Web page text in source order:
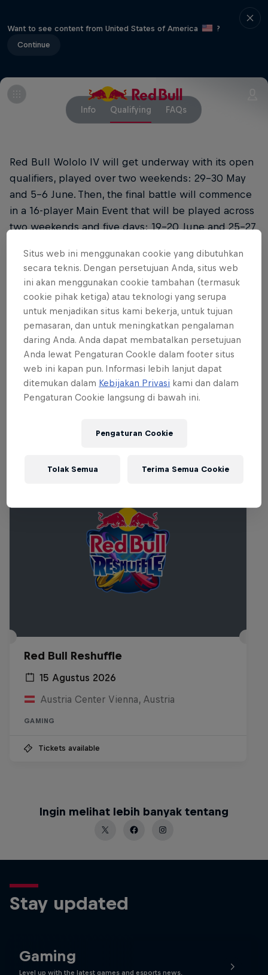
Want to see content from United States of America
?
Continue
Info Qualifying FAQs
Red Bull Wololo IV will get underway with its open
qualifiers, played over two weekends: 29-30 May
and 5-6 June. Then, the final battle will commence
in a 16-player Main Event that will be played across
two weekends and five days: 19-20 June and 25-27
Partner
Acara lainnya
Red Bull Reshuffle
15 Agustus 2026
Austria Center Vienna, Austria
GAMING
Tickets available
Ingin melihat lebih banyak tentang
Stay updated
Gaming
Level up with the latest games and esports news,
Situs web ini menggunakan cookie yang dibutuhkan
secara teknis. Dengan persetujuan Anda, situs web
ini akan menggunakan cookie tambahan (termasuk
cookie pihak ketiga) atau teknologi yang serupa
untuk menjadikan situs kami bekerja, untuk tujuan
pemasaran, dan untuk meningkatkan pengalaman
daring Anda. Anda dapat membatalkan persetujuan
Anda lewat Pengaturan CookIe dalam footer situs
web ini kapan pun. Informasi lebih lanjut dapat
ditemukan dalam Kebijakan Privasi kami dan dalam
Pengaturan Cookie langsung di bawah ini.
Pengaturan Cookie
Tolak Semua Terima Semua Cookie